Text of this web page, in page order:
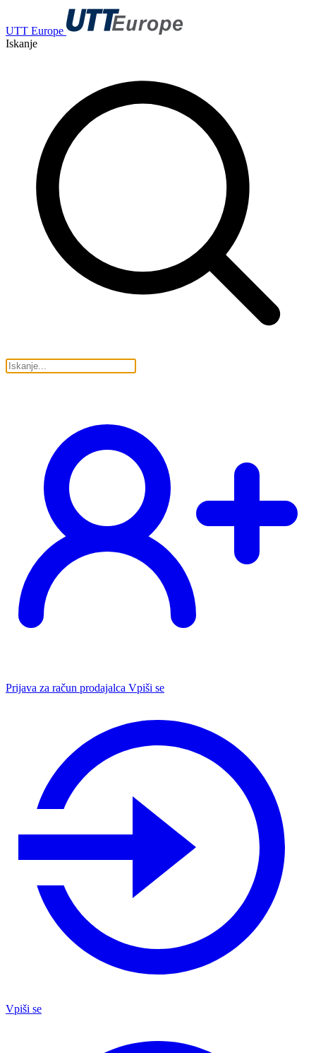
UTT Europe
Iskanje
Prijava za račun prodajalca Vpiši se
Vpiši se